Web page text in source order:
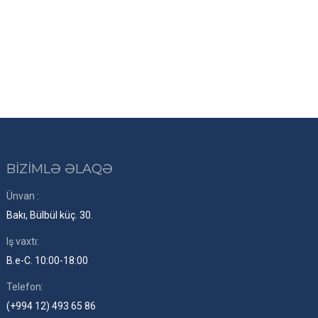
BİZİMLƏ ƏLAQƏ
Ünvan :
Bakı, Bülbül küç. 30.
Iş vaxtı:
B.e-C. 10:00-18:00
Telefon:
(+994 12) 493 65 86